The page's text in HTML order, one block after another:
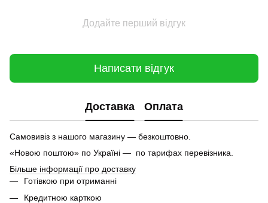
Додайте перший відгук
Написати відгук
Доставка Оплата
Самовивіз з нашого магазину — безкоштовно.
«Новою поштою» по Україні — по тарифах перевізника.
Більше інформації про доставку
Готівкою при отриманні
Кредитною карткою